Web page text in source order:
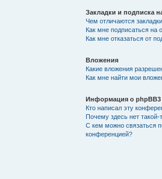
Закладки и подписка
Чем отличаются
Как мне подписаться
Как мне отказаться от
Вложения
Какие вложения
Как мне найти мои
Информация о phpBB3
Кто написал эту
Почему здесь нет такой-
С кем можно связаться
конференцией?